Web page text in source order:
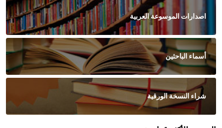
اصدارات الموسوعة العربية
أسماء الباحثين
شراء النسخة الورقية